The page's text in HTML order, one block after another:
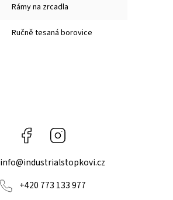
Rámy na zrcadla
Ručně tesaná borovice
Facebook
info@industrialstopkovi.cz
+420 773 133 977